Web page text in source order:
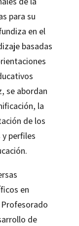
para su
en el
basadas
se abordan
la
de los
perfiles
en
de